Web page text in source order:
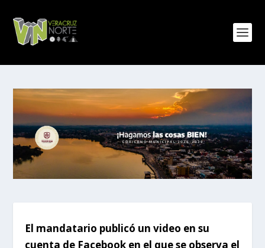
El mandatario publicó un video en su
cuenta de Facebook en el que se observa el